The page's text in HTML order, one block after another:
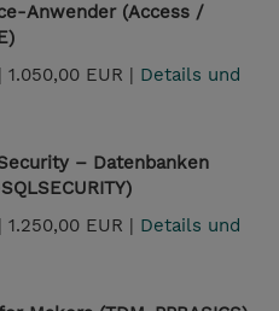
Anwender (Access /
1.050,00 EUR | Details und
– Datenbanken
1.250,00 EUR | Details und